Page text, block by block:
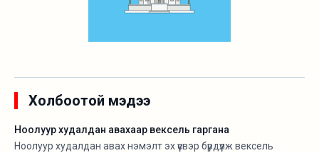
Холбоотой мэдээ
Ноолуур худалдан авахаар вексель гаргана
Ноолуур худалдан авах нэмэлт эх үүсвэр бүрдүүлж вексель